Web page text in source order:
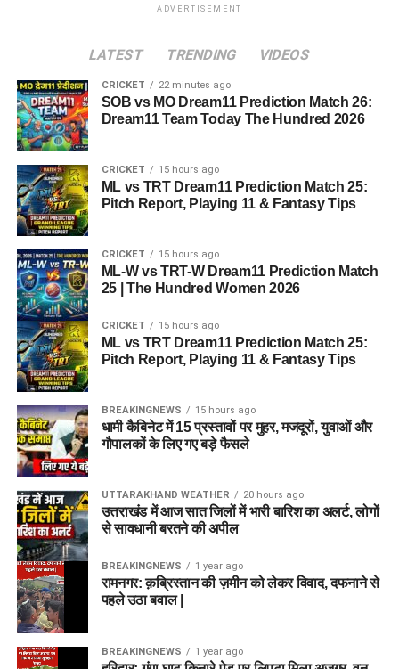
ADVERTISEMENT
LATEST TRENDING VIDEOS
CRICKET 22 minutes ago
SOB vs MO Dream11 Prediction Match 26:
Dream11 Team Today The Hundred 2026
CRICKET 15 hours ago
ML vs TRT Dream11 Prediction Match 25:
Pitch Report, Playing 11 & Fantasy Tips
CRICKET 15 hours ago
ML-W vs TRT-W Dream11 Prediction Match
25 | The Hundred Women 2026
CRICKET 15 hours ago
ML vs TRT Dream11 Prediction Match 25:
Pitch Report, Playing 11 & Fantasy Tips
BREAKINGNEWS 15 hours ago
धामी कैबिनेट में 15 प्रस्तावों पर मुहर, मजदूरों, युवाओं और
गौपालकों के लिए गए बड़े फैसले
UTTARAKHAND WEATHER 20 hours ago
उत्तराखंड में आज सात जिलों में भारी बारिश का अलर्ट, लोगों
से सावधानी बरतने की अपील
BREAKINGNEWS 1 year ago
रामनगर: क़ब्रिस्तान की ज़मीन को लेकर विवाद, दफनाने से
पहले उठा बवाल |
BREAKINGNEWS 1 year ago